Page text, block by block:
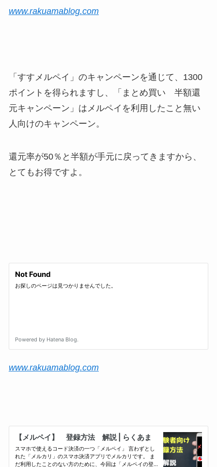
www.rakuamablog.com
「すすメルペイ」のキャンペーンを通じて、1300
ポイントを得られますし、「まとめ買い 半額還
元キャンペーン」はメルペイを利用したこと無い
人向けのキャンペーン。
還元率が50％と半額が手元に戻ってきますから、
とてもお得ですよ。
www.rakuamablog.com